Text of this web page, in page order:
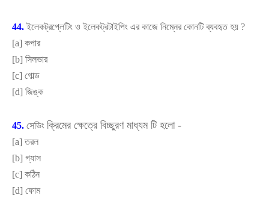
44. ইলেকট্রপ্লেটিং ও ইলেকট্রটাইপিং এর কাজে নিম্নের কোনটি ব্যবহৃত হয় ?
[a] কপার
[b] সিলভার
[c] গোল্ড
[d] জিঙ্ক
45. সেভিং ক্রিমের ক্ষেত্রে বিচ্ছুরণ মাধ্যম টি হলো -
[a]তরল
[b] গ্যাস
[c] কঠিন
[d] ফোম